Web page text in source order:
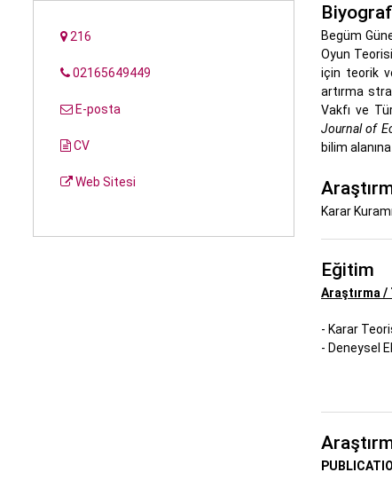
216
02165649449
E-posta
CV
Web Sitesi
Begüm
Oyun
için teorik
artırma
Vakfı ve
Journal of
bilim
Karar
Eğitim
Araştırma /
- Karar
- Deneysel